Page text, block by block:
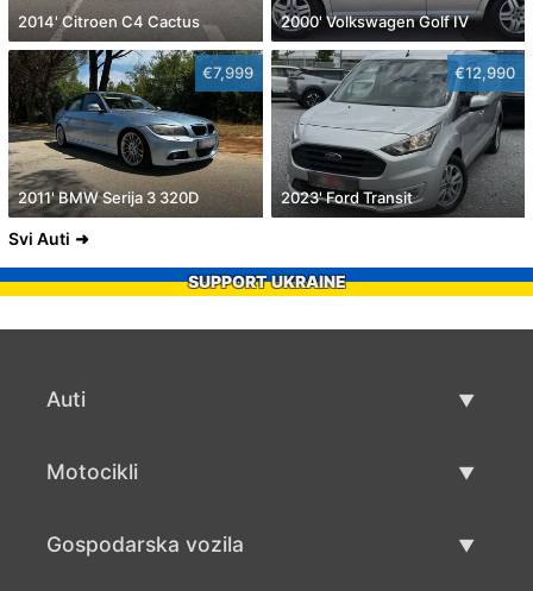
2014' Citroen C4 Cactus 2000' Volkswagen Golf IV
€7,999
2011' BMW Serija 3 320D
€12,990
2023' Ford Transit
Svi Auti
SUPPORT UKRAINE
Auti
Motocikli
Gospodarska vozila